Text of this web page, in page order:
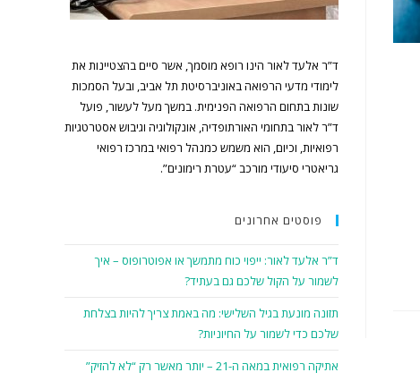
ד”ר אלעד לאור הינו רופא מוסמך, אשר סיים בהצטיינות את
לימודי מדעי הרפואה באוניברסיטת תל אביב, ובעל הסמכות
שונות בתחום הרפואה הפנימית. במשך מעל לעשור, פועל
ד”ר לאור בתחומי האורתופדיה, אונקולוגיה וגיבוש אסטרטגיות
רפואיות, וכיום, הוא משמש כמנהל רפואי במרכז רפואי
גריאטרי סיעודי מורכב “עטרת רימונים”.
פוסטים אחרונים
ד”ר אלעד לאור: ייפוי כוח מתמשך או אפוטרופוס – איך
לשמור על הקול שלכם גם בעתיד?
תזונה מונעת בגיל השלישי: מה באמת צריך להיות בצלחת
שלכם כדי לשמור על החיוניות?
אתיקה רפואית במאה ה-21 – יותר מאשר רק “לא להזיק”